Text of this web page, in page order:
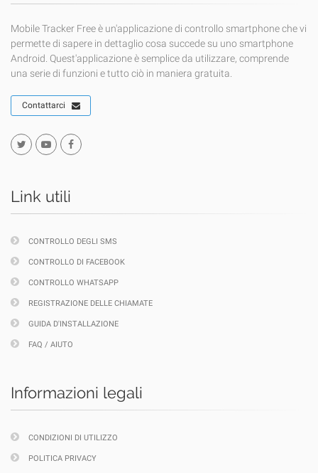
Mobile Tracker Free è un'applicazione di controllo smartphone che vi
permette di sapere in dettaglio cosa succede su uno smartphone
Android. Quest'applicazione è semplice da utilizzare, comprende
una serie di funzioni e tutto ciò in maniera gratuita.
Contattarci
Link utili
CONTROLLO DEGLI SMS
CONTROLLO DI FACEBOOK
CONTROLLO WHATSAPP
REGISTRAZIONE DELLE CHIAMATE
GUIDA D'INSTALLAZIONE
FAQ / AIUTO
Informazioni legali
CONDIZIONI DI UTILIZZO
POLITICA PRIVACY